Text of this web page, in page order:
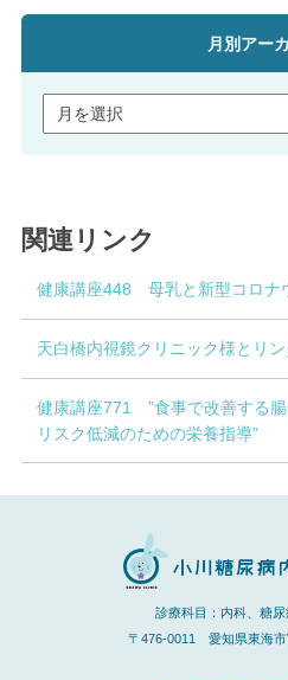
月別アー
関連リンク
健康講座448 母乳と新型コロナ
天白橋内視鏡クリニック様とリ
健康講座771 ”食事で改善する
リスク低減のための栄養指導”
診療科目：内科、糖
〒476-0011 愛知県東海市